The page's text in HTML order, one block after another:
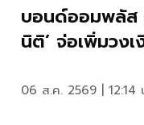
บอนด์ออมพลัส
นิติ’ จ่อเพิ่มวง
06 ส.ค. 2569 | 12:14